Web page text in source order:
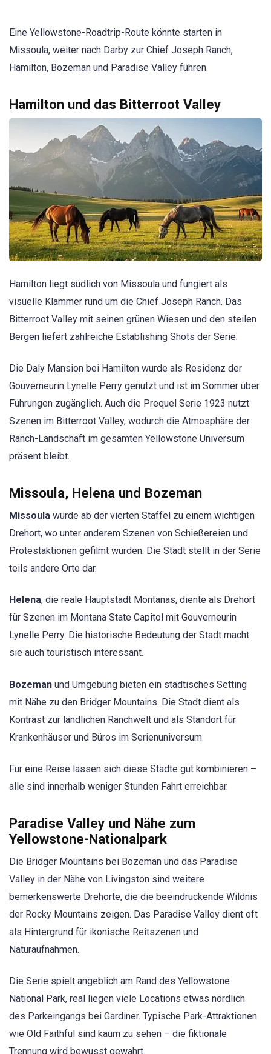
Eine Yellowstone-Roadtrip-Route könnte starten in
Missoula, weiter nach Darby zur Chief Joseph Ranch,
Hamilton, Bozeman und Paradise Valley führen.
Hamilton und das Bitterroot Valley
Hamilton liegt südlich von Missoula und fungiert als
visuelle Klammer rund um die Chief Joseph Ranch. Das
Bitterroot Valley mit seinen grünen Wiesen und den steilen
Bergen liefert zahlreiche Establishing Shots der Serie.
Die Daly Mansion bei Hamilton wurde als Residenz der
Gouverneurin Lynelle Perry genutzt und ist im Sommer über
Führungen zugänglich. Auch die Prequel Serie 1923 nutzt
Szenen im Bitterroot Valley, wodurch die Atmosphäre der
Ranch-Landschaft im gesamten Yellowstone Universum
präsent bleibt.
Missoula, Helena und Bozeman
Missoula wurde ab der vierten Staffel zu einem wichtigen
Drehort, wo unter anderem Szenen von Schießereien und
Protestaktionen gefilmt wurden. Die Stadt stellt in der Serie
teils andere Orte dar.
Helena, die reale Hauptstadt Montanas, diente als Drehort
für Szenen im Montana State Capitol mit Gouverneurin
Lynelle Perry. Die historische Bedeutung der Stadt macht
sie auch touristisch interessant.
Bozeman und Umgebung bieten ein städtisches Setting
mit Nähe zu den Bridger Mountains. Die Stadt dient als
Kontrast zur ländlichen Ranchwelt und als Standort für
Krankenhäuser und Büros im Serienuniversum.
Für eine Reise lassen sich diese Städte gut kombinieren –
alle sind innerhalb weniger Stunden Fahrt erreichbar.
Paradise Valley und Nähe zum
Yellowstone-Nationalpark
Die Bridger Mountains bei Bozeman und das Paradise
Valley in der Nähe von Livingston sind weitere
bemerkenswerte Drehorte, die die beeindruckende Wildnis
der Rocky Mountains zeigen. Das Paradise Valley dient oft
als Hintergrund für ikonische Reitszenen und
Naturaufnahmen.
Die Serie spielt angeblich am Rand des Yellowstone
National Park, real liegen viele Locations etwas nördlich
des Parkeingangs bei Gardiner. Typische Park-Attraktionen
wie Old Faithful sind kaum zu sehen – die fiktionale
Trennung wird bewusst gewahrt.